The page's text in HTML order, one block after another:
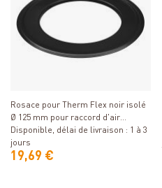
Rosace pour Therm Flex noir isolé
Ø 125 mm pour raccord d'air
extérieur
Disponible, délai de livraison : 1 à 3
jours
19,69 €